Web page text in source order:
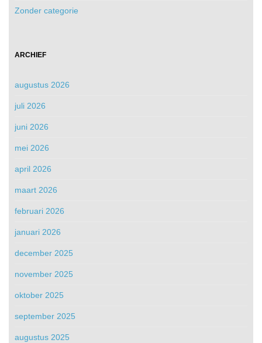
Zonder categorie
ARCHIEF
augustus 2026
juli 2026
juni 2026
mei 2026
april 2026
maart 2026
februari 2026
januari 2026
december 2025
november 2025
oktober 2025
september 2025
augustus 2025